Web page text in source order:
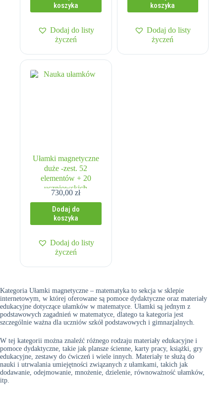
koszyka
Dodaj do listy
życzeń
koszyka
Dodaj do listy
życzeń
Ułamki magnetyczne
duże -zest. 52
elementów + 20
uczniowskich
730,00zł
Dodaj do
koszyka
Dodaj do listy
życzeń
Kategoria Ułamki magnetyczne – matematyka to sekcja w sklepie
internetowym, w której oferowane są pomoce dydaktyczne oraz materiały
edukacyjne dotyczące ułamków w matematyce. Ułamki są jednym z
podstawowych zagadnień w matematyce, dlatego ta kategoria jest
szczególnie ważna dla uczniów szkół podstawowych i gimnazjalnych.
W tej kategorii można znaleźć różnego rodzaju materiały edukacyjne i
pomoce dydaktyczne, takie jak plansze ścienne, karty pracy, książki, gry
edukacyjne, zestawy do ćwiczeń i wiele innych. Materiały te służą do
nauki i utrwalania umiejętności związanych z ułamkami, takich jak
dodawanie, odejmowanie, mnożenie, dzielenie, równoważność ułamków,
itp.